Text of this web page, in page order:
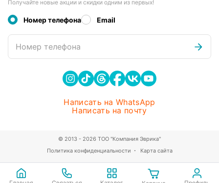
Получайте новые акции и скидки одним из первых!
Номер телефона Email
Номер телефона
Написать на WhatsApp
Написать на почту
Политика конфиденциальности Карта сайта
© 2013 - 2026 ТОО "Компания Эврика"